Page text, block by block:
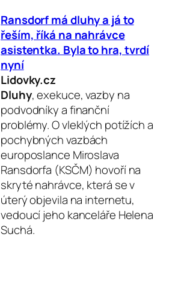
Ransdorf mádluhya já to
řeším, říká na nahrávce
asistentka. Byla to hra, tvrdí
nyní
Lidovky.cz
Dluhy, exekuce, vazby na
podvodníky a finanční
problémy. O vleklých potížích a
pochybných vazbách
europoslance Miroslava
Ransdorfa (KSČM) hovoří na
skryté nahrávce, která se v
úterý objevila na internetu,
vedoucí jeho kanceláře Helena
Suchá.